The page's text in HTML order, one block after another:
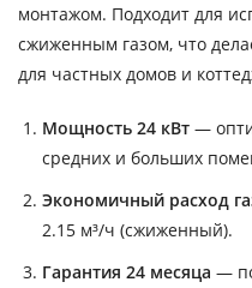
монтажом. Подходит для
сжиженным газом, что
для частных домов и
Мощность 24 кВт —
средних и больших
Экономичный расход
2.15 м³/ч (сжиженный).
Гарантия 24 месяца —